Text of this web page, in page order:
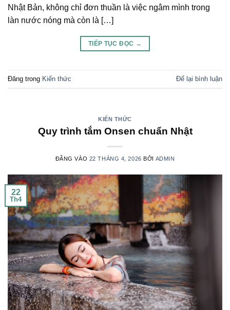
Nhật Bản, không chỉ đơn thuần là việc ngâm mình trong
làn nước nóng mà còn là […]
TIẾP TỤC ĐỌC →
Đăng trong Kiến thức Để lại bình luận
KIẾN THỨC
Quy trình tắm Onsen chuẩn Nhật
ĐĂNG VÀO 22 THÁNG 4, 2026 BỞI ADMIN
22
Th4